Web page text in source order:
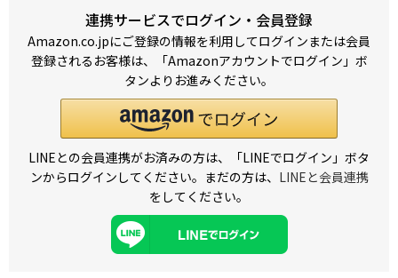
連携サービスでログイン・会員登録
Amazon.co.jpにご登録の情報を利用してログインまたは会員
登録されるお客様は、「Amazonアカウントでログイン」ボ
タンよりお進みください。
LINEとの会員連携がお済みの方は、「LINEでログイン」ボタ
ンからログインしてください。まだの方は、 LINEと会員連携
をしてください。